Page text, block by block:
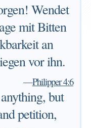
Wendet
mit Bitten
an
vor ihn.
—Philipper 4:6
but
petition,